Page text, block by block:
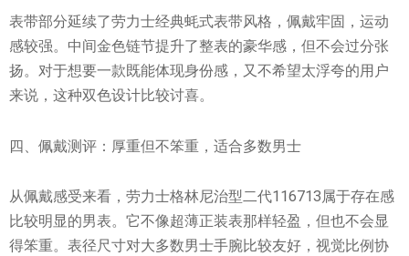
表带部分延续了劳力士经典蚝式表带风格，佩戴牢固，运动
感较强。中间金色链节提升了整表的豪华感，但不会过分张
扬。对于想要一款既能体现身份感，又不希望太浮夸的用户
来说，这种双色设计比较讨喜。
四、佩戴测评：厚重但不笨重，适合多数男士
从佩戴感受来看，劳力士格林尼治型二代116713属于存在感
比较明显的男表。它不像超薄正装表那样轻盈，但也不会显
得笨重。表径尺寸对大多数男士手腕比较友好，视觉比例协